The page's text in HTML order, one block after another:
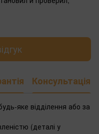
Консультація
яке відділення або за
(деталі у